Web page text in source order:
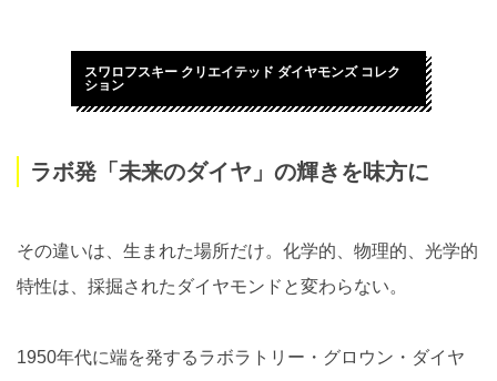
スワロフスキー クリエイテッド ダイヤモンズ コレク
ション
ラボ発「未来のダイヤ」の輝きを味方に
その違いは、生まれた場所だけ。化学的、物理的、光学的
特性は、採掘されたダイヤモンドと変わらない。
1950年代に端を発するラボラトリー・グロウン・ダイヤ